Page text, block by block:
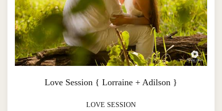
Love Session { Lorraine + Adilson }
LOVE SESSION